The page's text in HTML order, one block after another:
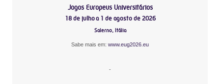
Jogos Europeus Universitários
18 de julho a 1 de agosto de 2026
Salerno, Itália
Sabe mais em: www.eug2026.eu
-